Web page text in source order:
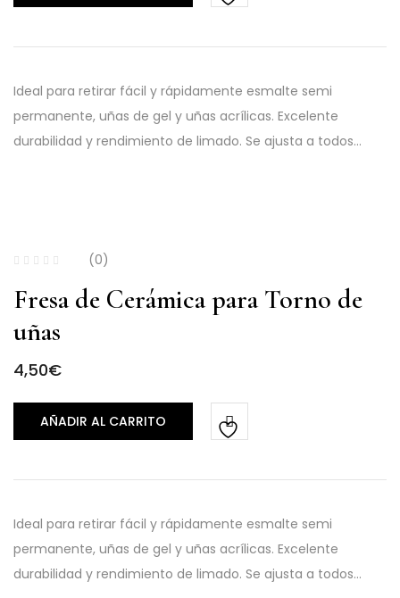
Ideal para retirar fácil y rápidamente esmalte semi
permanente, uñas de gel y uñas acrílicas. Excelente
durabilidad y rendimiento de limado. Se ajusta a todos…
(0)
Fresa de Cerámica para Torno de
uñas
4,50€
AÑADIR AL CARRITO
Ideal para retirar fácil y rápidamente esmalte semi
permanente, uñas de gel y uñas acrílicas. Excelente
durabilidad y rendimiento de limado. Se ajusta a todos…